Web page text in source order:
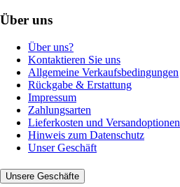
Über uns
Über uns?
Kontaktieren Sie uns
Allgemeine Verkaufsbedingungen
Rückgabe & Erstattung
Impressum
Zahlungsarten
Lieferkosten und Versandoptionen
Hinweis zum Datenschutz
Unser Geschäft
Unsere Geschäfte